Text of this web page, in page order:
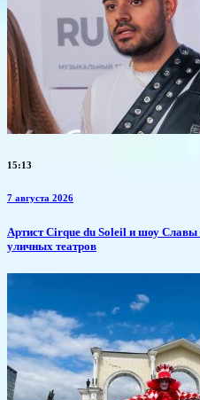
15:13
7 августа 2026
Артист Cirque du Soleil и шоу
уличных театров